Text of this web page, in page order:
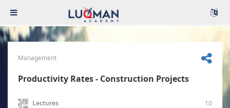
Management
Productivity Rates - Construction Projects
Lectures 10